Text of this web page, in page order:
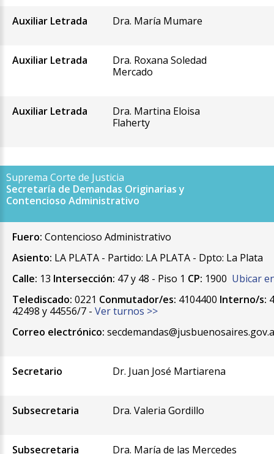
Auxiliar Letrada Dra. María Mumare
Auxiliar Letrada
Dra. Roxana Soledad
Mercado
Auxiliar Letrada
Dra. Martina Eloisa
Flaherty
Suprema Corte de Justicia
Secretaría de Demandas Originarias y
Contencioso Administrativo
Fuero: Contencioso Administrativo
Asiento: LA PLATA - Partido: LA PLATA - Dpto: La Plata
Calle: 13 Intersección: 47 y 48 - Piso 1 CP: 1900 Ubicar
Telediscado: 0221 Conmutador/es: 4104400 Interno/s:
42498 y 44556/7 - Ver turnos >>
Correo electrónico:
Secretario Dr. Juan José Martiarena
Subsecretaria Dra. Valeria Gordillo
Subsecretaria
Dra. María de las Mercedes